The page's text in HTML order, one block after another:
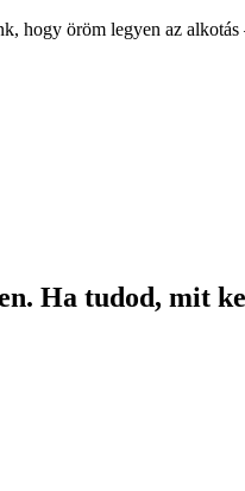
hogy öröm legyen az
Ha tudod, mit